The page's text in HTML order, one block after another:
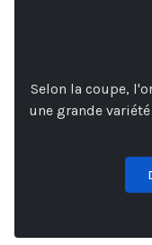
Selon la coupe,
une grande